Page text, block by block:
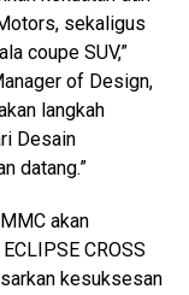
sekaligus
coupe SUV,”
of Design,
langkah
Desain
datang.”
akan
CROSS
kesuksesan